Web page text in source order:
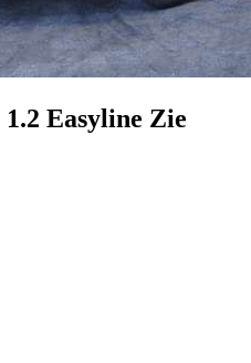
1.2 Easyline Zie